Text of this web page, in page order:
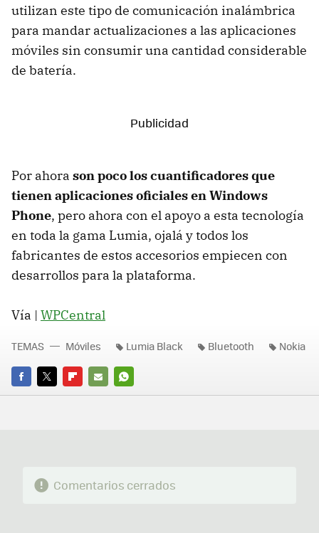
utilizan este tipo de comunicación inalámbrica
para mandar actualizaciones a las aplicaciones
móviles sin consumir una cantidad considerable
de batería.
Por ahora son poco los cuantificadores que
tienen aplicaciones oficiales en Windows
Phone, pero ahora con el apoyo a esta tecnología
en toda la gama Lumia, ojalá y todos los
fabricantes de estos accesorios empiecen con
desarrollos para la plataforma.
Vía | WPCentral
FACEBOOK
TWITTERFLIPBOARD
E-
WHATSAPP
TEMAS Móviles Lumia Black Bluetooth Nokia
Comentarios cerrados